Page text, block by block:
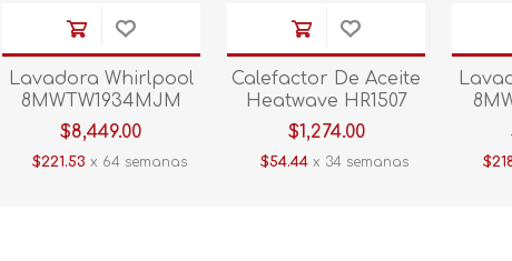
Lavadora Whirlpool
8MWTW1934MJM
Blanco 19 kg
$8,449.00
$221.53 x 64 semanas
Calefactor De Aceite
Heatwave HR1507
ZCR
$1,274.00
$54.44 x 34 semanas